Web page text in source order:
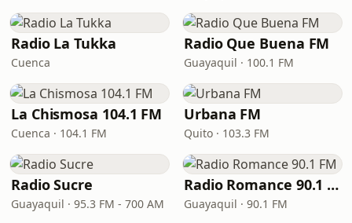
Radio La Tukka
Cuenca
Radio Que Buena FM
Guayaquil · 100.1 FM
La Chismosa 104.1 FM
Cuenca · 104.1 FM
Urbana FM
Quito · 103.3 FM
Radio Sucre
Guayaquil · 95.3 FM - 700 AM
Radio Romance 90.1 FM
Guayaquil · 90.1 FM